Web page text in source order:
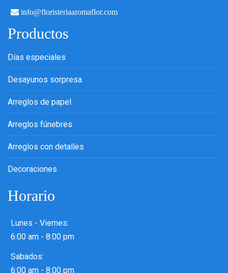
info@floristeriaaromaflor.com
Productos
Días especiales
Desayunos sorpresa
Arreglos de papel
Arreglos fúnebres
Arreglos con detalles
Decoraciones
Horario
Lunes - Viernes:
6:00 am - 8:00 pm
Sabados:
6:00 am - 8:00 pm